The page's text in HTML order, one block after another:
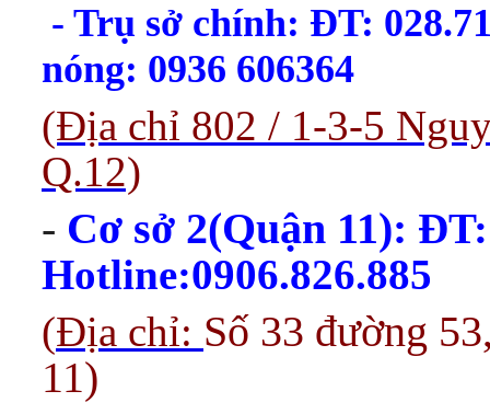
- Trụ sở chính: ĐT:
nóng: 0936 606364
(Địa chỉ 802 / 1-3-5
Q.12)
- Cơ sở 2(Quận 11): ĐT:
Hotline:0906.826.885
(Địa chỉ: Số 33 đường
11)